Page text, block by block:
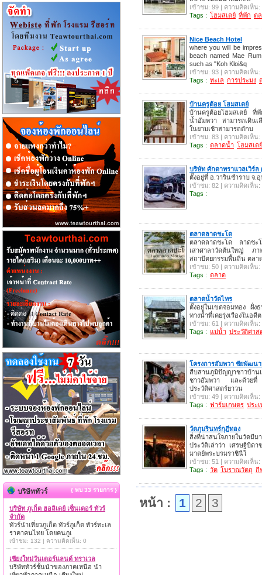
เข้าชม: 99 | ความคิดเห็น:
Tags : โฮมสเตย์ ที่พัก ต
Nice Beach Hotel
where you will be
beach named Mae
such as "Koh Kloi&q
เข้าชม: 93 | ความคิดเห็น:
Tags : ทะเล การประมง
บ้านครูต้อย โฮมสเตย์
บ้านครูต้อยโฮมสเตย์ ที่
น้ำอัมพวา สามารถเดินเ
ในยามเช้าสามารถตักบ
เข้าชม: 83 | ความคิดเห็น:
Tags : ตลาดน้ำ โฮมสเตย์
บริษัท ศักดาทราแวลเวิร์ล
ตั้งอยู่ที่ อ.วารินชำราบ จ.
เข้าชม: 82 | ความคิดเห็น:
Tags :
ตลาดลาดชะโด
ตลาดลาดชะโด ลาดชะ
เสาศาลาวัดต้นใหญ่ ภา
สถาปัตยกรรมพื้นถิ่น ตลา
เข้าชม: 50 | ความคิดเห็น:
Tags : ตลาด
ตลาดน้ำวัดไทร
ตั้งอยู่ในเขตจอมทอง ฝั่ง
ทางน้ำที่เคยรุ่งเรืองในอดีต
เข้าชม: 61 | ความคิดเห็น:
Tags : แม่น้ำ ประวัติศาส
โครงการอัมพวา ชัยพัฒน
สืบสานภูมิปัญญาชาวบ้าน
ชาวอัมพวา และด้วย
ประวัติศาสตร์ยาวน
เข้าชม: 49 | ความคิดเห็น:
Tags : ฟาร์มเกษตร ประ
วัดภุมรินทร์กุฎีทอง
สิ่งที่น่าสนใจภายในวัดมี
ประวัติเล่าว่า เศรษฐีบิด
มาตย์พระบรมราชินีใ
เข้าชม: 51 | ความคิดเห็น:
Tags : วัด โบราณวัตถุ กี
หน้า : 1 2 3
บริษัททัวร์ { พบ 33 รายการ }
บริษัท ภูเก็ต ฮอลิเดย์ เซ็นเตอร์ ทัวร์
จำกัด
ทัวร์นำเที่ยวภูเก็ต ทัวร์ภูเก็ต ทัวร์ทะเล
ราคาคนไทย โดยคนภูเ
เข้าชม: 132 | ความคิดเห็น: 0
เชียงใหม่วันเดอร์แลนด์ ทราเวล
บริษัททัวร์ชั้นนำของภาคเหนือ นำ